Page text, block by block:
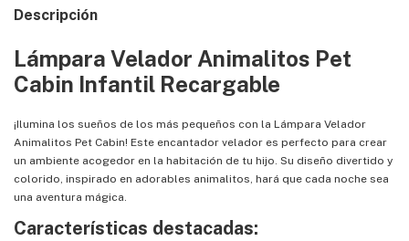
Descripción
Lámpara Velador Animalitos Pet
Cabin Infantil Recargable
¡Ilumina los sueños de los más pequeños con la Lámpara Velador
Animalitos Pet Cabin! Este encantador velador es perfecto para crear
un ambiente acogedor en la habitación de tu hijo. Su diseño divertido y
colorido, inspirado en adorables animalitos, hará que cada noche sea
una aventura mágica.
Características destacadas: